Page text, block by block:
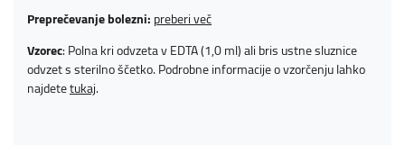
Preprečevanje bolezni:preberi več
Vzorec: Polna kri odvzeta v EDTA (1,0 ml) ali bris ustne sluznice
odvzet s sterilno ščetko. Podrobne informacije o vzorčenju lahko
najdetetukaj.